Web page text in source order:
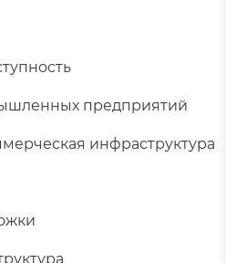
предприятий
инфраструктура